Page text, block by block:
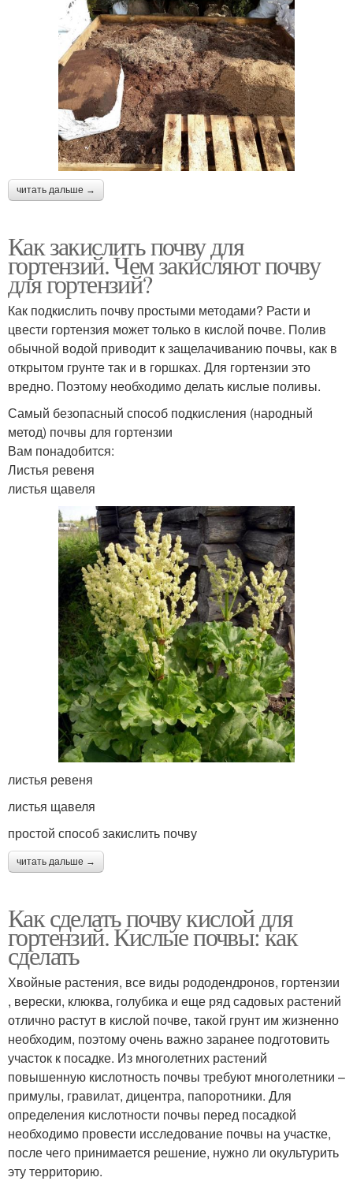
читать дальше →
Как закислить почву для
гортензий. Чем закисляют почву
для гортензий?
Как подкислить почву простыми методами? Расти и
цвести гортензия может только в кислой почве. Полив
обычной водой приводит к защелачиванию почвы, как в
открытом грунте так и в горшках. Для гортензии это
вредно. Поэтому необходимо делать кислые поливы.
Самый безопасный способ подкисления (народный
метод) почвы для гортензии
Вам понадобится:
Листья ревеня
листья щавеля
листья ревеня
листья щавеля
простой способ закислить почву
читать дальше →
Как сделать почву кислой для
гортензий. Кислые почвы: как
сделать
Хвойные растения, все виды рододендронов, гортензии
, верески, клюква, голубика и еще ряд садовых растений
отлично растут в кислой почве, такой грунт им жизненно
необходим, поэтому очень важно заранее подготовить
участок к посадке. Из многолетних растений
повышенную кислотность почвы требуют многолетники –
примулы, гравилат, дицентра, папоротники. Для
определения кислотности почвы перед посадкой
необходимо провести исследование почвы на участке,
после чего принимается решение, нужно ли окультурить
эту территорию.